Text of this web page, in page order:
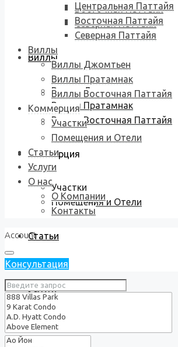
Восточная Паттайя
Северная Паттайя
Виллы
Виллы Джомтьен
Виллы Пратамнак
Виллы Восточная Паттайя
Коммерция
Участки
Помещения и Отели
Статьи
Услуги
О нас
Центральная Паттайя
Восточная Паттайя
Северная Паттайя
Виллы
Виллы Джомтьен
Виллы Пратамнак
Виллы Восточная Паттайя
Коммерция
Участки
Помещения и Отели
Статьи
Услуги
О нас
О Компании
Контакты
Account
Консультация